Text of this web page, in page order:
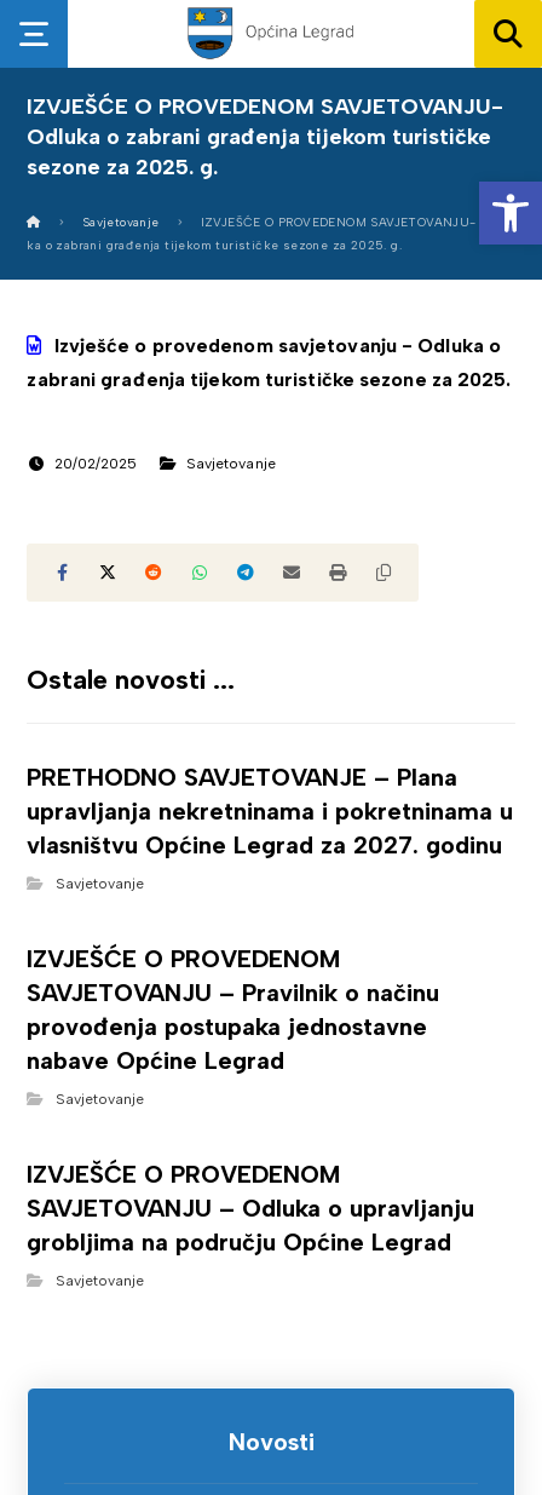
IZVJEŠĆE O PROVEDENOM SAVJETOVANJU-
Odluka o zabrani građenja tijekom turističke
sezone za 2025. g.
Savjetovanje
IZVJEŠĆE O PROVEDENOM SAVJETOVANJU- Odlu
ka o zabrani građenja tijekom turističke sezone za 2025. g.
Izvješće o provedenom savjetovanju - Odluka o
zabrani građenja tijekom turističke sezone za 2025.
20/02/2025 Savjetovanje
Ostale novosti ...
PRETHODNO SAVJETOVANJE – Plana
upravljanja nekretninama i pokretninama u
vlasništvu Općine Legrad za 2027. godinu
Savjetovanje
IZVJEŠĆE O PROVEDENOM
SAVJETOVANJU – Pravilnik o načinu
provođenja postupaka jednostavne
nabave Općine Legrad
Savjetovanje
IZVJEŠĆE O PROVEDENOM
SAVJETOVANJU – Odluka o upravljanju
grobljima na području Općine Legrad
Savjetovanje
Novosti